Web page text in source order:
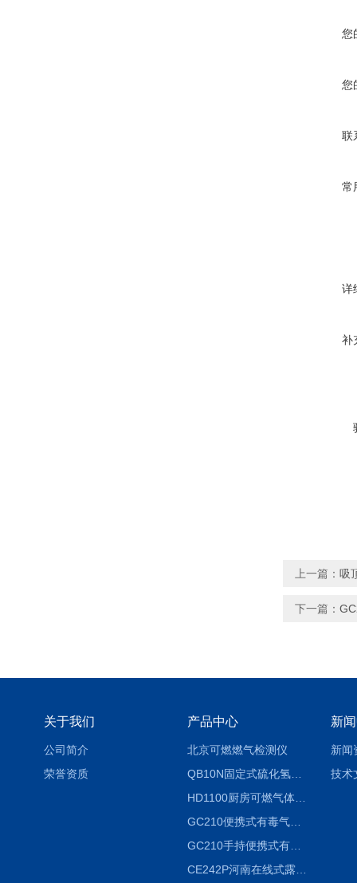
您
您
联
常
详
补
上一篇： 吸
下一篇：
关于我们
公司简介
荣誉资质
产品中心
北京可燃燃气检测仪
QB10N固定式硫化氢气体检测仪H2S气体泄漏探头
HD1100厨房可燃气体泄漏浓度探测器天然气检测仪
GC210便携式有毒气体浓度探测器氨气检测仪养殖场
GC210手持便携式有毒CL2气体探测器氯气检测仪
CE242P河南在线式露点仪
新
新闻
技术